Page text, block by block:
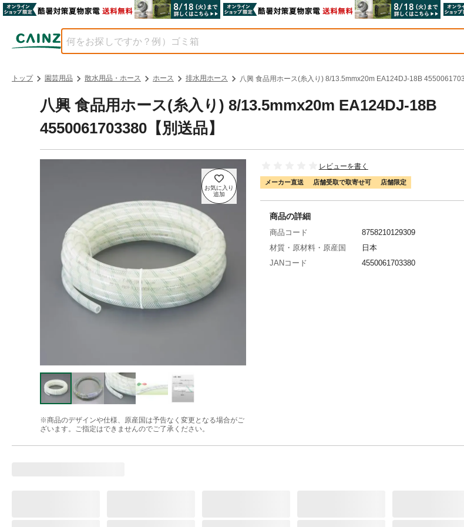
トップ 園芸用品 散水用品・ホース ホース 排水用ホース 八興 食品用ホース(糸入り) 8/13.5mmx20m EA124DJ-18B
八興 食品用ホース(糸入り) 8/13.5mmx20m EA124DJ-18B
4550061703380【別送品】
※商品のデザインや仕様、原産国は予告なく変更となる場合がご
ざいます。ご指定はできませんのでご了承ください。
レビューを書く
メーカー直送 店舗受取で取寄せ可 店舗限定
商品の詳細
商品コード
8758210129309
材質・原材料・原産国
日本
JANコード
4550061703380